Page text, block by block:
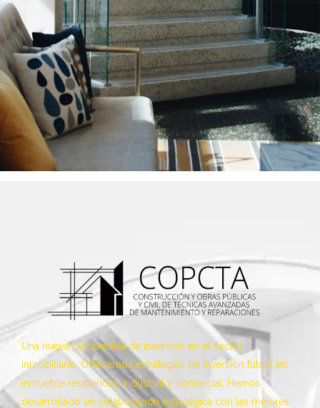
Una nueva perspectiva de inversión en el sector
inmobiliario. Ofrecemos estrategias de inversión futura en
inmueble residencial, industrial y comercial. Hemos
desarrollado un colaboración estratégica con las mejores